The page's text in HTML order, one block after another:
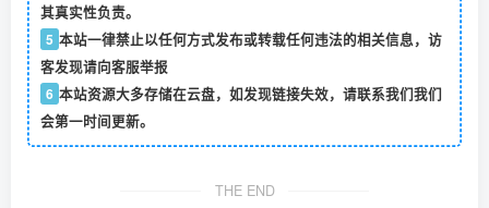
其真实性负责。
5 本站一律禁止以任何方式发布或转载任何违法的相关信息，访
客发现请向客服举报
6 本站资源大多存储在云盘，如发现链接失效，请联系我们我们
会第一时间更新。
THE END